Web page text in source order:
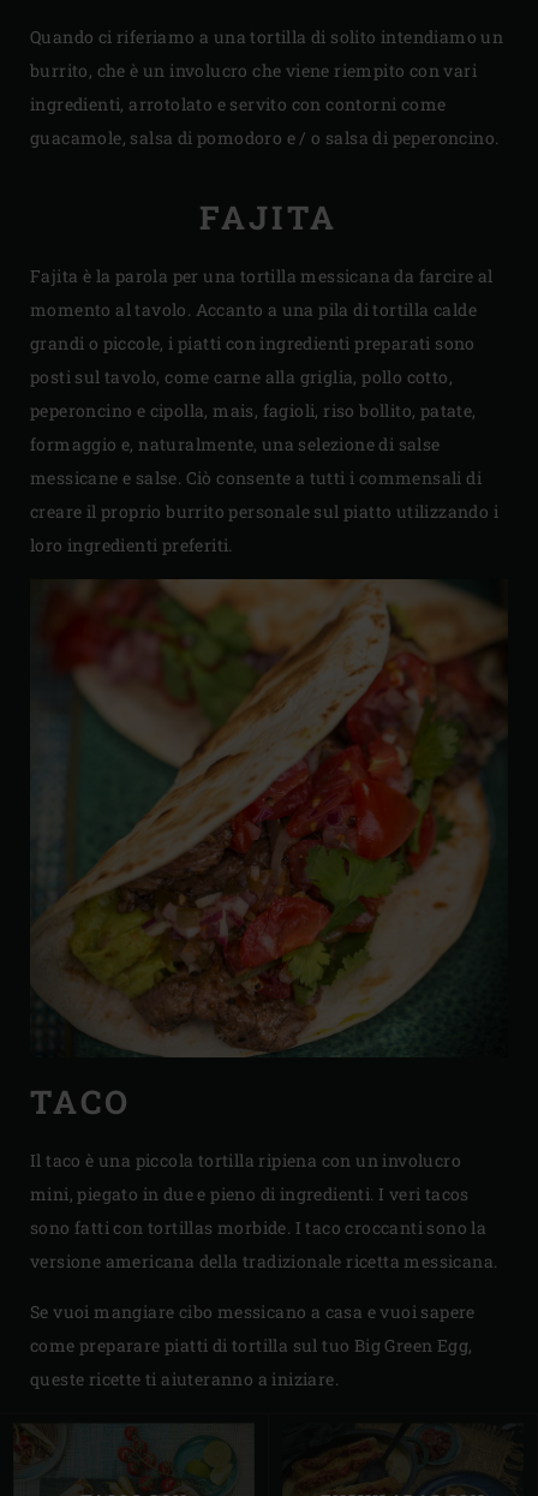
Quando ci riferiamo a una tortilla di solito intendiamo un
burrito, che è un involucro che viene riempito con vari
ingredienti, arrotolato e servito con contorni come
guacamole, salsa di pomodoro e / o salsa di peperoncino.
FAJITA
Fajita è la parola per una tortilla messicana da farcire al
momento al tavolo. Accanto a una pila di tortilla calde
grandi o piccole, i piatti con ingredienti preparati sono
posti sul tavolo, come carne alla griglia, pollo cotto,
peperoncino e cipolla, mais, fagioli, riso bollito, patate,
formaggio e, naturalmente, una selezione di salse
messicane e salse. Ciò consente a tutti i commensali di
creare il proprio burrito personale sul piatto utilizzando i
loro ingredienti preferiti.
TACO
Il taco è una piccola tortilla ripiena con un involucro
mini, piegato in due e pieno di ingredienti. I veri tacos
sono fatti con tortillas morbide. I taco croccanti sono la
versione americana della tradizionale ricetta messicana.
Se vuoi mangiare cibo messicano a casa e vuoi sapere
come preparare piatti di tortilla sul tuo Big Green Egg,
queste ricette ti aiuteranno a iniziare.